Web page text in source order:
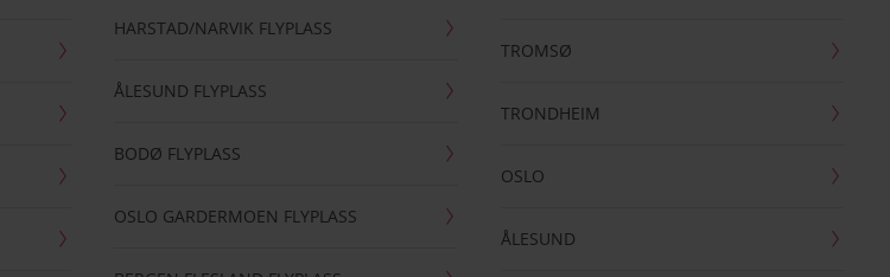
HARSTAD/NARVIK FLYPLASS
ÅLESUND FLYPLASS
BODØ FLYPLASS
OSLO GARDERMOEN FLYPLASS
TROMSØ
TRONDHEIM
OSLO
ÅLESUND